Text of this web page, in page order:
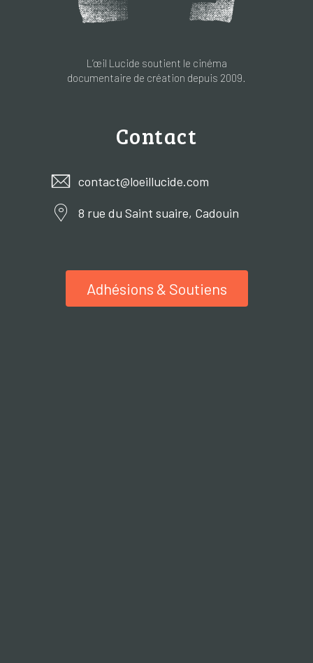
L’œil Lucide soutient le cinéma
documentaire de création depuis 2009.
Contact
contact@loeillucide.com
8 rue du Saint suaire, Cadouin
Adhésions & Soutiens